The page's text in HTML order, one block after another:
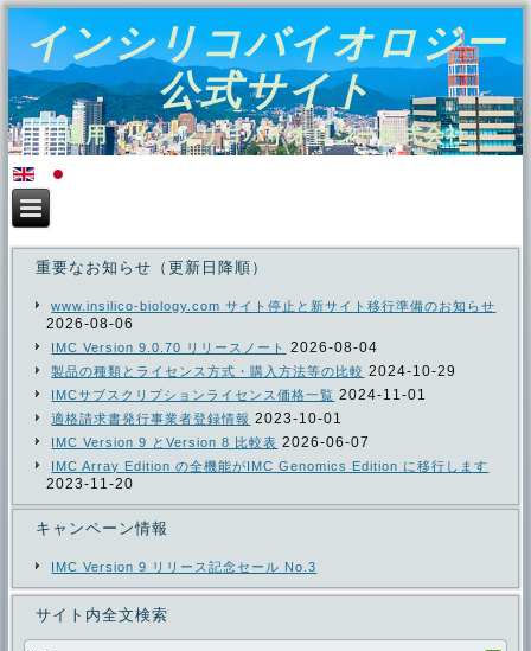
インシリコバイオロジー
公式サイト
運用：インシリコバイオロジー株式会社
重要なお知らせ（更新日降順）
www.insilico-biology.com サイト停止と新サイト移行準備のお知らせ
2026-08-06
IMC Version 9.0.70 リリースノート 2026-08-04
製品の種類とライセンス方式・購入方法等の比較 2024-10-29
IMCサブスクリプションライセンス価格一覧 2024-11-01
適格請求書発行事業者登録情報 2023-10-01
IMC Version 9 とVersion 8 比較表 2026-06-07
IMC Array Edition の全機能がIMC Genomics Edition に移行します
2023-11-20
キャンペーン情報
IMC Version 9 リリース記念セール No.3
サイト内全文検索